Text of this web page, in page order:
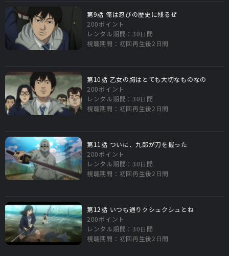
第9話 俺は忍びの歴史に残るぜ
200ポイント
レンタル期間：30日間
視聴期間：初回再生後2日間
第10話 乙女の胸はとても大切なものなの
200ポイント
レンタル期間：30日間
視聴期間：初回再生後2日間
第11話 ついに、九郎が刀を握った
200ポイント
レンタル期間：30日間
視聴期間：初回再生後2日間
第12話 いつも通りクシュクシュとね
200ポイント
レンタル期間：30日間
視聴期間：初回再生後2日間